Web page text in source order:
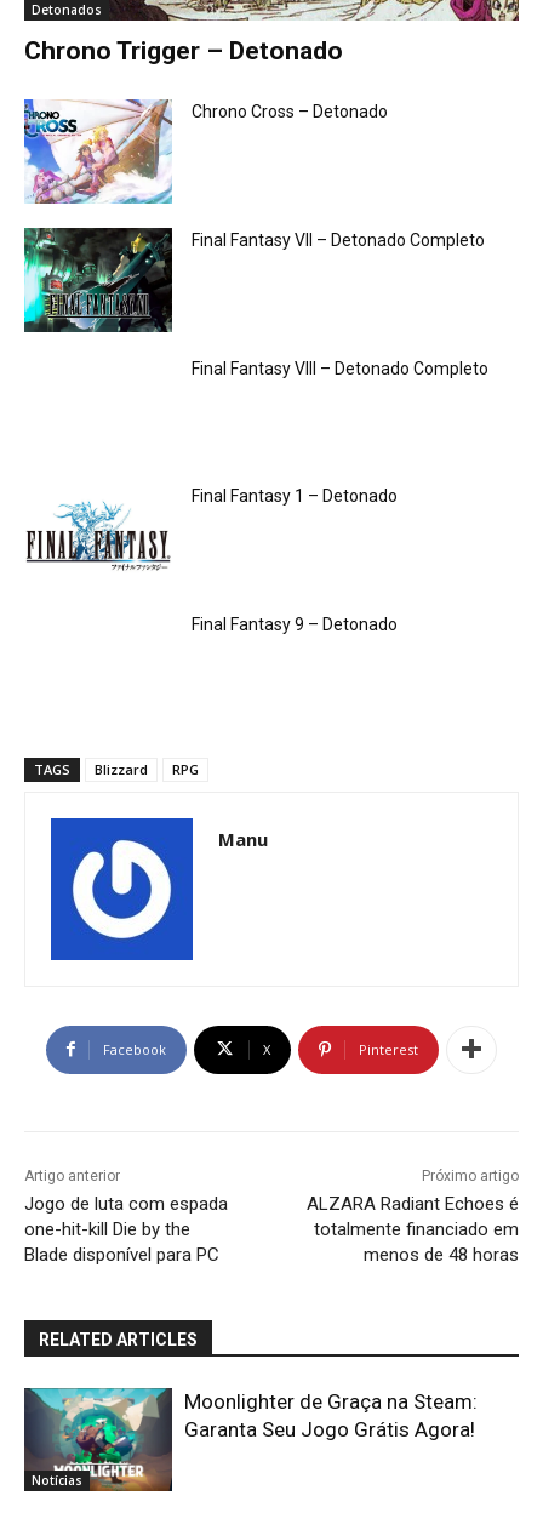
Detonados
Chrono Trigger – Detonado
Chrono Cross – Detonado
Final Fantasy VII – Detonado Completo
Final Fantasy VIII – Detonado Completo
Final Fantasy 1 – Detonado
Final Fantasy 9 – Detonado
TAGS Blizzard RPG
Manu
Facebook X Pinterest
Artigo anterior
Jogo de luta com espada
one-hit-kill Die by the
Blade disponível para PC
Próximo artigo
ALZARA Radiant Echoes é
totalmente financiado em
menos de 48 horas
RELATED ARTICLES
Notícias
Moonlighter de Graça na Steam:
Garanta Seu Jogo Grátis Agora!